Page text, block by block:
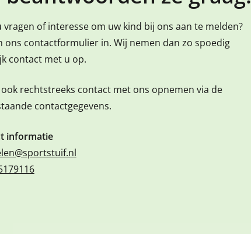
vragen of interesse om uw kind bij ons aan te melden?
ons contactformulier in. Wij nemen dan zo spoedig
contact met u op.
rechtstreeks contact met ons opnemen via de
contactgegevens.
informatie